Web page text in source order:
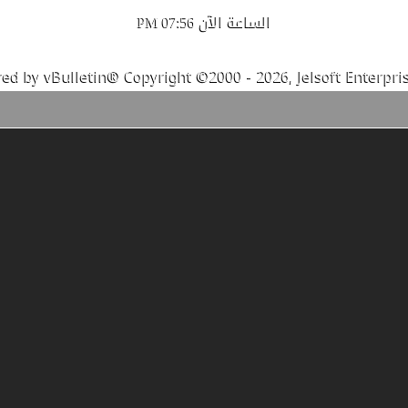
الساعة الآن 07:56 PM
by vBulletin® Copyright ©2000 - 2026, Jelsoft